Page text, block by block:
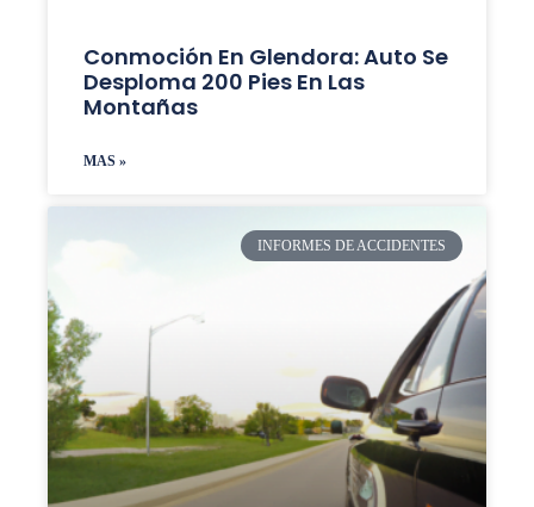
Conmoción En Glendora: Auto Se
Desploma 200 Pies En Las
Montañas
MAS »
INFORMES DE ACCIDENTES